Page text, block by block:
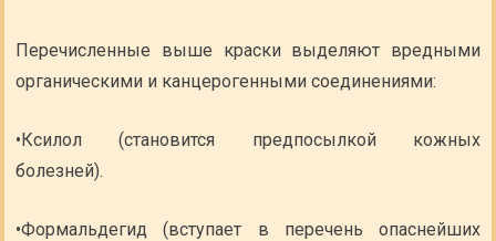
Перечисленные выше краски выделяют вредными
органическими и канцерогенными соединениями:
•Ксилол (становится предпосылкой кожных
болезней).
•Формальдегид (вступает в перечень опаснейших